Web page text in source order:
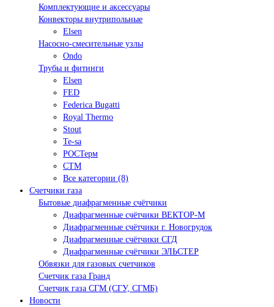
Комплектующие и аксессуары
Конвекторы внутрипольные
Elsen
Насосно-смесительные узлы
Ondo
Трубы и фитинги
Elsen
FED
Federica Bugatti
Royal Thermo
Stout
Te-sa
РОСТерм
СТМ
Все категории (8)
Счетчики газа
Бытовые диафрагменные счётчики
Диафрагменные счётчики ВЕКТОР-М
Диафрагменные счётчики г. Новогрудок
Диафрагменные счётчики СГД
Диафрагменные счётчики ЭЛЬСТЕР
Обвязки для газовых счетчиков
Счетчик газа Гранд
Счетчик газа СГМ (СГУ, СГМБ)
Новости